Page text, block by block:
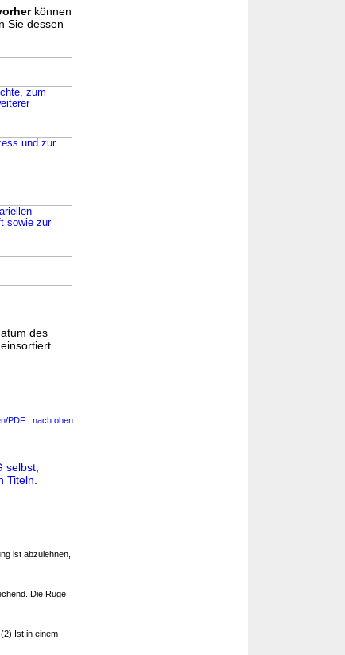
können
Sie dessen
zum
und zur
sowie zur
des
PDF | nach oben
selbst
Titeln
ist abzulehnen,
Die Rüge
Ist in einem